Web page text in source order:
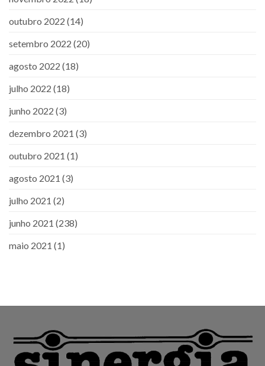
outubro 2022 (14)
setembro 2022 (20)
agosto 2022 (18)
julho 2022 (18)
junho 2022 (3)
dezembro 2021 (3)
outubro 2021 (1)
agosto 2021 (3)
julho 2021 (2)
junho 2021 (238)
maio 2021 (1)